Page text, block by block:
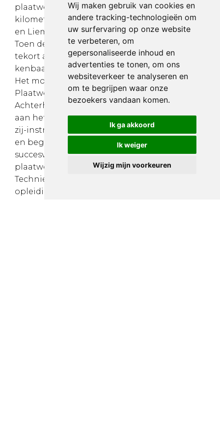
Wij maken gebruik van cookies en
andere tracking-technologieën om
uw surfervaring op onze website
te verbeteren, om
gepersonaliseerde inhoud en
advertenties te tonen, om ons
websiteverkeer te analyseren en
om te begrijpen waar onze
bezoekers vandaan komen.
Ik ga akkoord
Ik weiger
Wijzig mijn voorkeuren
plaatwerkmachines per 100 vierkante
kilometer in Europa. Alleen al de Achterhoek
en Liemers tellen 80 plaatwerkbedrijven.
Toen deze ondernemers hun zorg aan een
tekort aan toekomstig technisch personeel
kenbaar maakten, ging een balletje rollen.
Het mondde uit in de oprichting van de
Plaatwerk Academie Achterhoek. Ook
Achterhoeks Talentenfonds Opijver draagt
aan het initiatief bij. De doelstelling is omom
zij-instromers te werven, matchen, opleiden
en begeleiden. Zodat de zij-instromers
succesvol aan de slag gaan bij een van de
plaatwerk bedrijven in de regio. AT
Techniekopleidingen in Terborg verzorgt de
opleidingen van de Plaatwerk Academie